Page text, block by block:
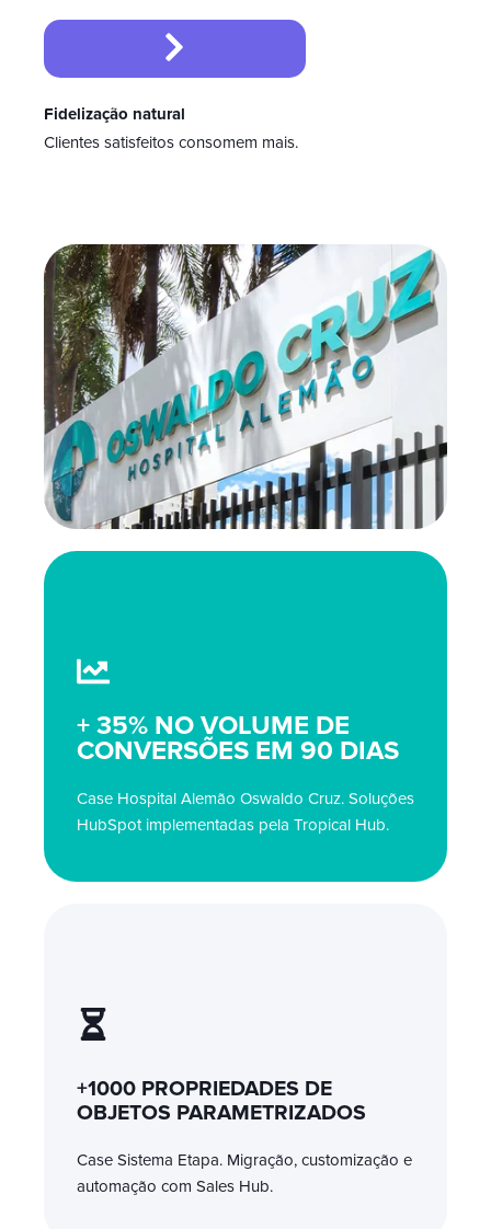
Fidelização natural
Clientes satisfeitos consomem mais.
+ 35% NO VOLUME DE
CONVERSÕES EM 90 DIAS
Case Hospital Alemão Oswaldo Cruz. Soluções
HubSpot implementadas pela Tropical Hub.
+1000 PROPRIEDADES DE
OBJETOS PARAMETRIZADOS
Case Sistema Etapa. Migração, customização e
automação com Sales Hub.